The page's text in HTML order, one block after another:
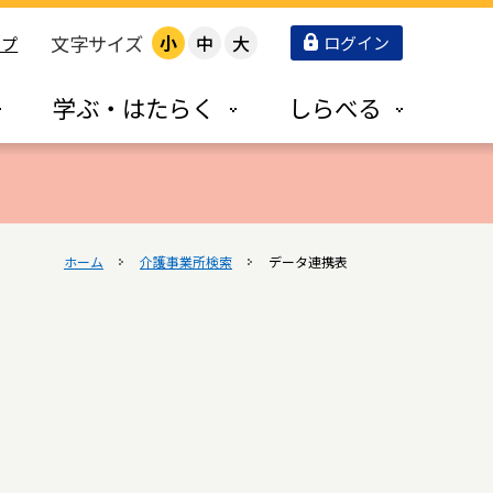
文字サイズ 小 中 大 ログイン
学ぶ・はたらく しらべる
ホーム 介護事業所検索 データ連携表